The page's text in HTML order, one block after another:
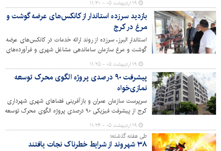
کشور و عضو هیئت مدیره سازمان های خدمات شهری کشور
برگزار شد.
۱۹ اردیبهشت ۰۵ - ۱۱:۳۰
بازدید سرزده استاندار از کانکس‌های عرضه گوشت و
مرغ در کرج
استاندار البرز، سرزده از روند ارائه خدمات در کانکس‌های عرضه
گوشت و مرغ سازمان ساماندهی مشاغل شهری و فرآورده‌های
کشاورزی شهرداری کرج بازدید کرد.
۱۹ اردیبهشت ۰۵ - ۱۱:۲۵
پیشرفت ۹۰ درصدی پروژه الگوی محرک توسعه
نمازی‌خواه
سرپرست سازمان عمران و بازآفرینی فضاهای شهری شهرداری
کرج از پیشرفت فیزیکی ۹۰ درصدی پروژه الگوی محرک توسعه
مسکونی – تجاری نمازی خواه واقع در محله آسیاب برجی خبر
داد.
۱۹ اردیبهشت ۰۵ - ۱۱:۲۴
طی هفته گذشته؛
۳۸ شهروند از شرایط خطرناک نجات یافتند